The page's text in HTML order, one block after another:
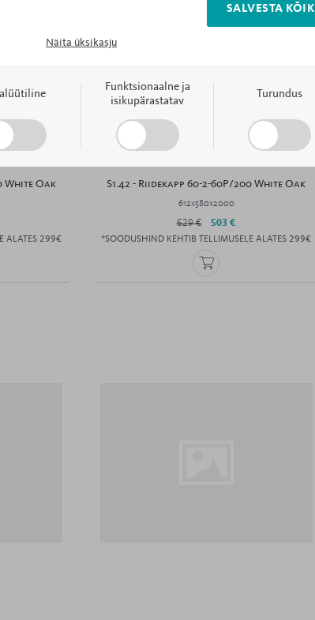
White Oak
ALATES 299€
S1.42 - Riidekapp 60-2-60P/200 White Oak
612x580x2000
629 € 503 €
*SOODUSHIND KEHTIB TELLIMUSELE ALATES 299€
SALVESTA KÕIK
Näita üksikasju
Funktsionaalne ja
isikupärastatav
Turundus